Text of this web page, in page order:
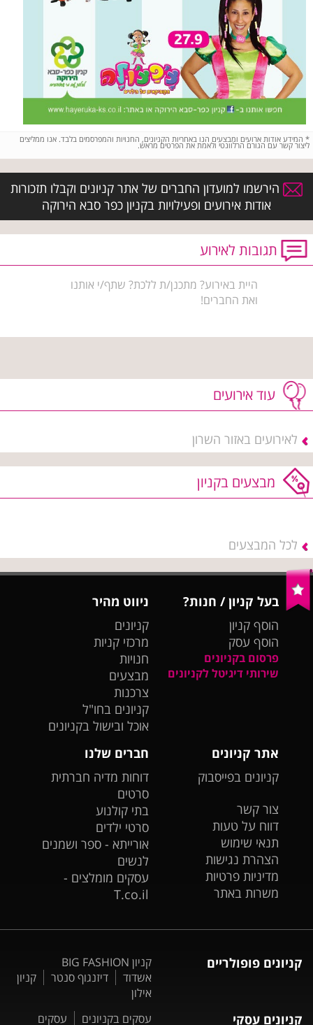
* המידע אודות ארועים ומבצעים הנו באחריות הקניונים, החנויות והמפרסמים בלבד. אנו ממליצים
ליצור קשר עם הגורם הרלוונטי ולאמת את הפרטים מראש.
הירשמו למועדון החברים של אתר קניונים וקבלו תזכורות
אודות אירועים ופעילויות בקניון כפר סבא הירוקה
תגובות לאירוע
היית באירוע? מתכנן/ת ללכת? שתף/י אותנו
ואת החברים!
עוד אירועים
לאירועים באזור השרון
מבצעים בקניון
לכל המבצעים
בעל קניון / חנות?
הוסף קניון
הוסף עסק
פרסום בקניונים
שירותי דיגיטל לקניונים
ניווט מהיר
קניונים
מרכזי קניות
חנויות
מבצעים
צרכנות
קניונים בחו"ל
אוכל ובישול בקניונים
אתר קניונים
קניונים בפייסבוק
צור קשר
דווח על טעות
תנאי שימוש
הצהרת נגישות
מדיניות פרטיות
משרות באתר
חברים שלנו
דוחות מדיה חברתית
סרטים
בתי קולנוע
סרטי ילדים
אורייתא - ספר ושמנים
לנשים
עסקים מומלצים -
T.co.il
קניונים פופולריים
קניון BIG FASHION
אשדוד
דיזנגוף סנטר
קניון
אילון
קניונים עסקי עסקים בקניונים עסקים